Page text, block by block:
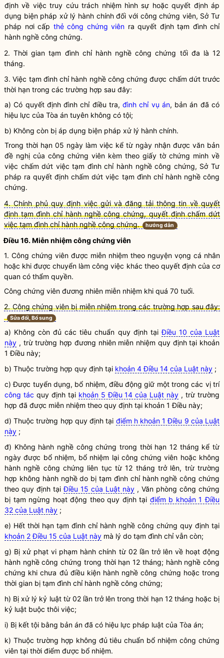
định về việc truy cứu trách nhiệm hình sự hoặc quyết định áp
dụng biện pháp xử lý hành chính đối với công chứng viên, Sở Tư
pháp nơi cấp thẻ công chứng viên ra quyết định tạm đình chỉ
hành nghề công chứng.
2. Thời gian tạm đình chỉ hành nghề công chứng tối đa là 12
tháng.
3. Việc tạm đình chỉ hành nghề công chứng được chấm dứt trước
thời hạn trong các trường hợp sau đây:
a) Có quyết định đình chỉ điều tra,đình chỉ vụ án, bản án đã có
hiệu lực của Tòa án tuyên không có tội;
b) Không còn bị áp dụng biện pháp xử lý hành chính.
Trong thời hạn 05 ngày làm việc kể từ ngày nhận được văn bản
đề nghị của công chứng viên kèm theo giấy tờ chứng minh về
việc chấm dứt việc tạm đình chỉ hành nghề công chứng, Sở Tư
pháp ra quyết định chấm dứt việc tạm đình chỉ hành nghề công
chứng.
4. Chính phủ quy định việc gửi và đăng tải thông tin về quyết
định tạm đình chỉ hành nghề công chứng, quyết định chấm dứt
việc tạm đình chỉ hành nghề công chứng.
hướng dẫn
Điều 16. Miễn nhiệm công chứng viên
1. Công chứng viên được miễn nhiệm theo nguyện vọng cá nhân
hoặc khi được chuyển làm công việc khác theo quyết định của cơ
quan có thẩm quyền.
Công chứng viên đương nhiên miễn nhiệm khi quá 70 tuổi.
2. Công chứng viên bị miễn nhiệm trong các trường hợp sau đây:
Sửa đổi, Bổ sung
a) Không còn đủ các tiêu chuẩn quy định tạiĐiều 10 của Luật
này , trừ trường hợp đương nhiên miễn nhiệm quy định tại khoản
1 Điều này;
b) Thuộc trường hợp quy định tại khoản 4 Điều 14 của Luật này ;
c) Được tuyển dụng, bổ nhiệm, điều động giữ một trong các vị trí
công tác quy định tại khoản 5 Điều 14 của Luật này , trừ trường
hợp đã được miễn nhiệm theo quy định tại khoản 1 Điều này;
d) Thuộc trường hợp quy định tại điểm h khoản 1 Điều 9 của Luật
này ;
đ) Không hành nghề công chứng trong thời hạn 12 tháng kể từ
ngày được bổ nhiệm, bổ nhiệm lại công chứng viên hoặc không
hành nghề công chứng liên tục từ 12 tháng trở lên, trừ trường
hợp không hành nghề do bị tạm đình chỉ hành nghề công chứng
theo quy định tạiĐiều 15 của Luật này , Văn phòng công chứng
bị tạm ngừng hoạt động theo quy định tại điểm b khoản 1 Điều
32 của Luật này ;
e) Hết thời hạn tạm đình chỉ hành nghề công chứng quy định tại
khoản 2 Điều 15 của Luật này mà lý do tạm đình chỉ vẫn còn;
g) Bị xử phạt vi phạm hành chính từ 02 lần trở lên về hoạt động
hành nghề công chứng trong thời hạn 12 tháng; hành nghề công
chứng khi chưa đủ điều kiện hành nghề công chứng hoặc trong
thời gian bị tạm đình chỉ hành nghề công chứng;
h) Bị xử lý kỷ luật từ 02 lần trở lên trong thời hạn 12 tháng hoặc bị
kỷ luật buộc thôi việc;
i) Bị kết tội bằng bản án đã có hiệu lực pháp luật của Tòa án;
k) Thuộc trường hợp không đủ tiêu chuẩn bổ nhiệmcông chứng
viên tại thời điểm được bổ nhiệm.